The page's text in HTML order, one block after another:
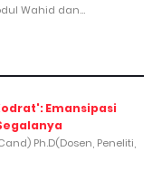
Wahid dan...
Emansipasi
Ph.D(Dosen, Peneliti,